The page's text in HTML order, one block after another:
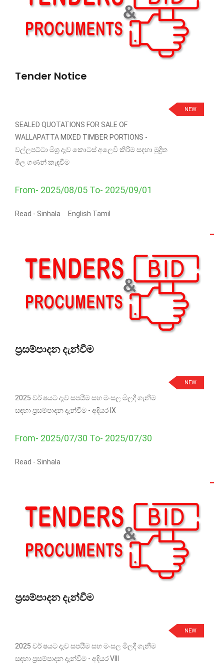
Tender Notice
NEW
SEALED QUOTATIONS FOR SALE OF
WALLAPATTA MIXED TIMBER PORTIONS -
වල්ලපට්ටා මිශ්‍ර දැව කොටස් අලෙවි කිරීම සඳහා මුද්‍රිත
මිල ගණන් කැඳවීම
From- 2025/08/05 To- 2025/09/01
Read - Sinhala English Tamil
ප්‍රසම්පාදන දැන්වීම
NEW
2025 වර් ෂයට දැව සපයීම සහ මංසල මිලදී ගැනීම
සඳහා ප්‍රසම්පාදන දැන්වීම - අදියර IX
From- 2025/07/30 To- 2025/07/30
Read - Sinhala
ප්‍රසම්පාදන දැන්වීම
NEW
2025 වර් ෂයට දැව සපයීම සහ මංසල මිලදී ගැනීම
සඳහා ප්‍රසම්පාදන දැන්වීම - අදියර VIII